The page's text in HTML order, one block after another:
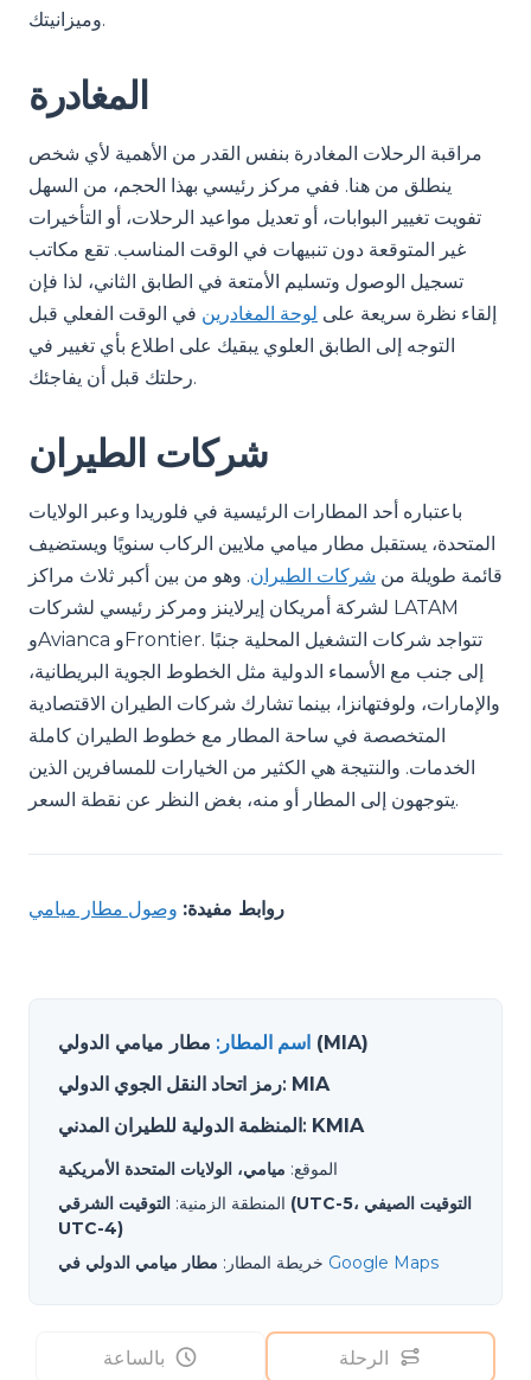
وميزانيتك.
المغادرة
مراقبة الرحلات المغادرة بنفس القدر من الأهمية لأي شخص
ينطلق من هنا. ففي مركز رئيسي بهذا الحجم، من السهل
تفويت تغيير البوابات، أو تعديل مواعيد الرحلات، أو التأخيرات
غير المتوقعة دون تنبيهات في الوقت المناسب. تقع مكاتب
تسجيل الوصول وتسليم الأمتعة في الطابق الثاني، لذا فإن
إلقاء نظرة سريعة على لوحة المغادرين في الوقت الفعلي قبل
التوجه إلى الطابق العلوي يبقيك على اطلاع بأي تغيير في
رحلتك قبل أن يفاجئك.
شركات الطيران
باعتباره أحد المطارات الرئيسية في فلوريدا وعبر الولايات
المتحدة، يستقبل مطار ميامي ملايين الركاب سنويًا ويستضيف
قائمة طويلة من شركات الطيران. وهو من بين أكبر ثلاث مراكز
لشركة أمريكان إيرلاينز ومركز رئيسي لشركات LATAM
وAvianca وFrontier. تتواجد شركات التشغيل المحلية جنبًا
إلى جنب مع الأسماء الدولية مثل الخطوط الجوية البريطانية،
والإمارات، ولوفتهانزا، بينما تشارك شركات الطيران الاقتصادية
المتخصصة في ساحة المطار مع خطوط الطيران كاملة
الخدمات. والنتيجة هي الكثير من الخيارات للمسافرين الذين
يتوجهون إلى المطار أو منه، بغض النظر عن نقطة السعر.
روابط مفيدة: وصول مطار ميامي
اسم المطار :
مطار ميامي الدولي (MIA)
رمز اتحاد النقل الجوي الدولي: MIA
المنظمة الدولية للطيران المدني: KMIA
الموقع: ميامي، الولايات المتحدة الأمريكية
المنطقة الزمنية: التوقيت الشرقي (UTC-5، التوقيت الصيفي
UTC-4)
خريطة المطار : مطار ميامي الدولي في Google Maps